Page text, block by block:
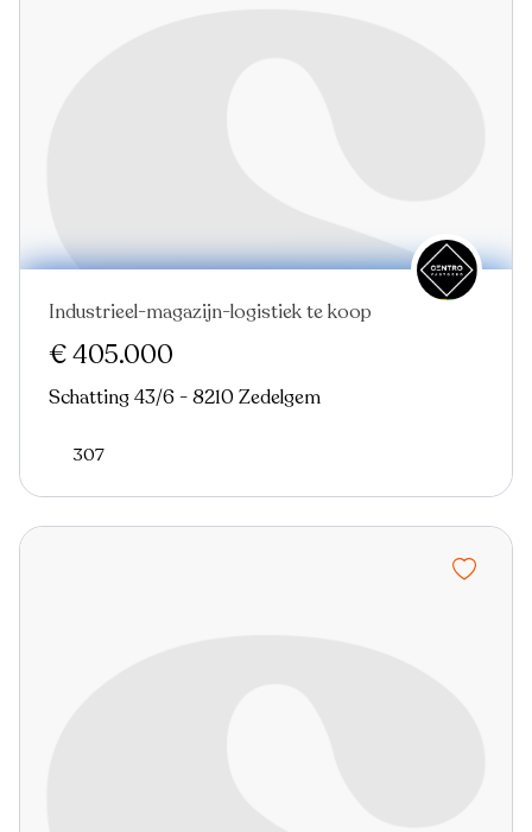
Industrieel-magazijn-logistiek te koop
€ 405.000
Schatting 43/6 - 8210 Zedelgem
307